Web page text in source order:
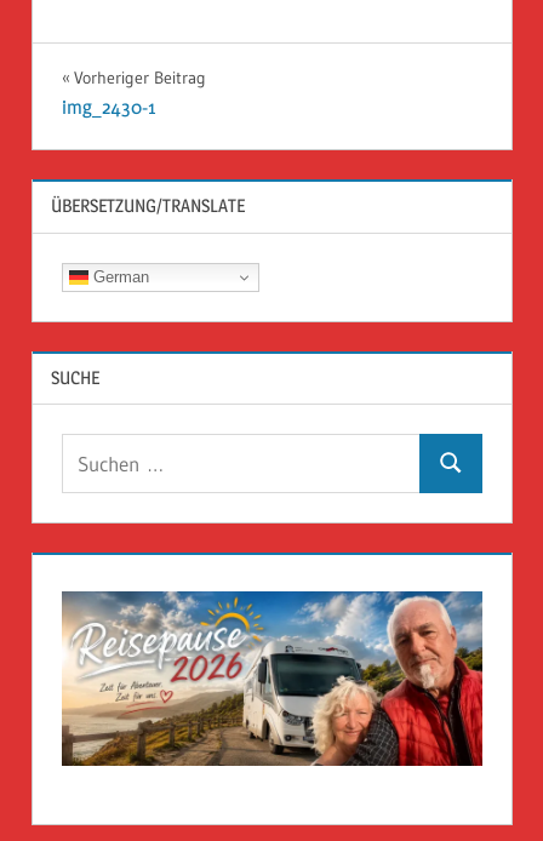
Beitragsnavigation
Vorheriger Beitrag
img_2430-1
ÜBERSETZUNG/TRANSLATE
German
SUCHE
Suchen